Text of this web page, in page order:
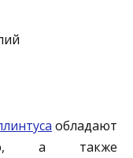
обладают
а также